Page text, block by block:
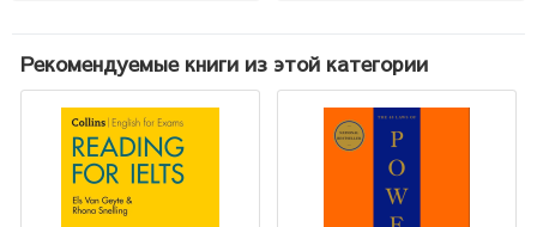
Рекомендуемые книги из этой категории